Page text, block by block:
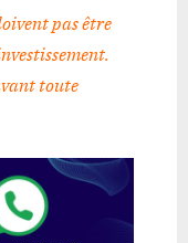
pas être
toute